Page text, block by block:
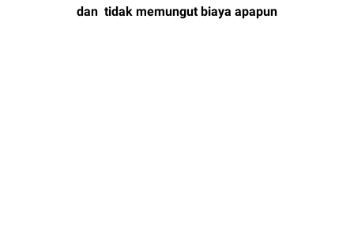
dan tidak memungut biaya apapun